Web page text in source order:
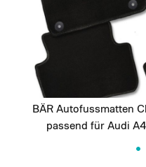
BÄR Autofussmatten
passend für Audi